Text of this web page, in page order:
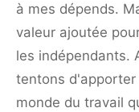
à mes dépends.
valeur ajoutée
les indépendants.
tentons
monde du travail